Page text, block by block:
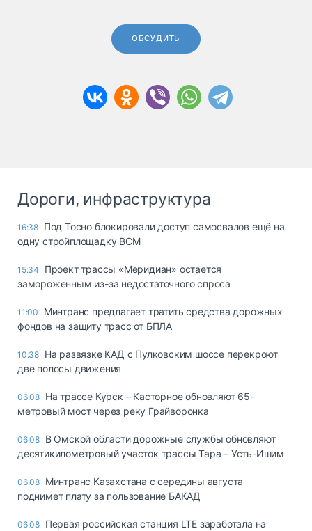
ОБСУДИТЬ
Дороги, инфраструктура
16:38 Под Тосно блокировали доступ самосвалов ещё на
одну стройплощадку ВСМ
15:34
Проект трассы «Меридиан» остается
замороженным из-за недостаточного спроса
11:00
Минтранс предлагает тратить средства дорожных
фондов на защиту трасс от БПЛА
10:38 На развязке КАД с Пулковским шоссе перекроют
две полосы движения
06.08 На трассе Курск – Касторное обновляют 65-
метровый мост через реку Грайворонка
06.08 В Омской области дорожные службы обновляют
десятикилометровый участок трассы Тара – Усть-Ишим
06.08 Минтранс Казахстана с середины августа
поднимет плату за пользование БАКАД
06.08 Первая российская станция LTE заработала на